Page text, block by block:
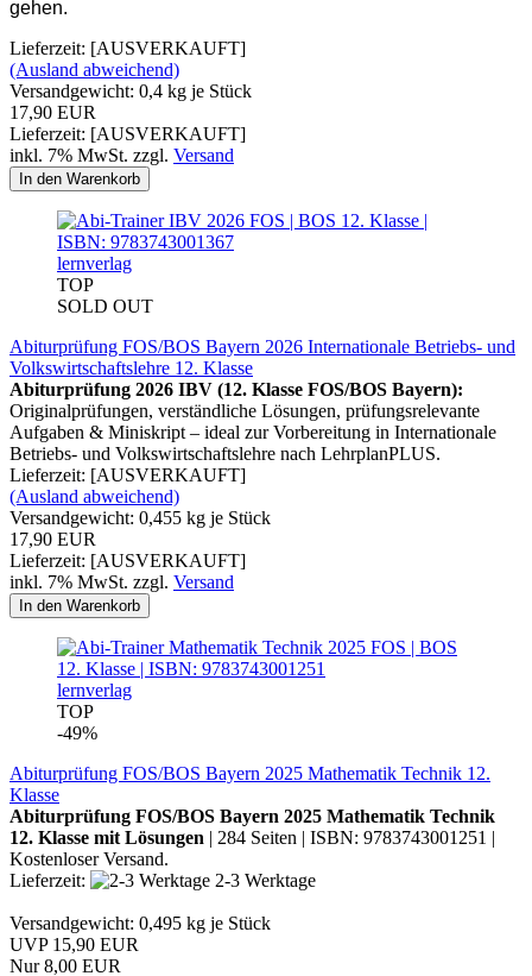
gehen.
Lieferzeit: [AUSVERKAUFT]
(Ausland abweichend)
Versandgewicht: 0,4 kg je Stück
17,90 EUR
Lieferzeit: [AUSVERKAUFT]
inkl. 7% MwSt. zzgl. Versand
In den Warenkorb
lernverlag
TOP
SOLD OUT
Abiturprüfung FOS/BOS Bayern 2026 Internationale Betriebs- und
Volkswirtschaftslehre 12. Klasse
Abiturprüfung 2026 IBV (12. Klasse FOS/BOS Bayern):
Originalprüfungen, verständliche Lösungen, prüfungsrelevante
Aufgaben & Miniskript – ideal zur Vorbereitung in Internationale
Betriebs- und Volkswirtschaftslehre nach LehrplanPLUS.
Lieferzeit: [AUSVERKAUFT]
(Ausland abweichend)
Versandgewicht: 0,455 kg je Stück
17,90 EUR
Lieferzeit: [AUSVERKAUFT]
inkl. 7% MwSt. zzgl. Versand
In den Warenkorb
lernverlag
TOP
-49%
Abiturprüfung FOS/BOS Bayern 2025 Mathematik Technik 12.
Klasse
Abiturprüfung FOS/BOS Bayern 2025 Mathematik Technik
12. Klasse mit Lösungen | 284 Seiten | ISBN: 9783743001251 |
Kostenloser Versand.
Lieferzeit:
2-3 Werktage
Versandgewicht: 0,495 kg je Stück
UVP 15,90 EUR
Nur 8,00 EUR